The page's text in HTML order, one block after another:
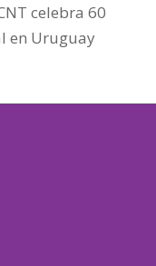
celebra 60
en Uruguay